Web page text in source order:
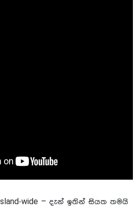
Island-wide – දැන් ඉතින් සියත තමයි